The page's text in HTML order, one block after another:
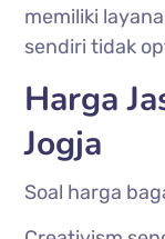
memiliki
sendiri tidak
Harga
Jogja
Soal harga